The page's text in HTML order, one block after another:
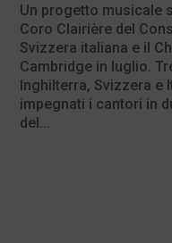
Un progetto musicale
Coro Clairière del
Svizzera italiana e il
Cambridge in luglio.
Inghilterra, Svizzera e
impegnati i cantori in
del...